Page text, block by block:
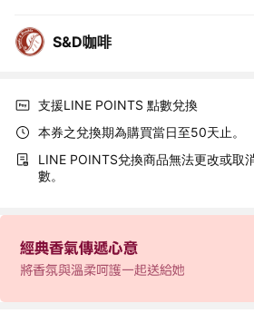
S&D咖啡
支援LINE POINTS 點數兌換
本券之兌換期為購買當日至50天止。
LINE POINTS兌換商品無法更改或取
數。